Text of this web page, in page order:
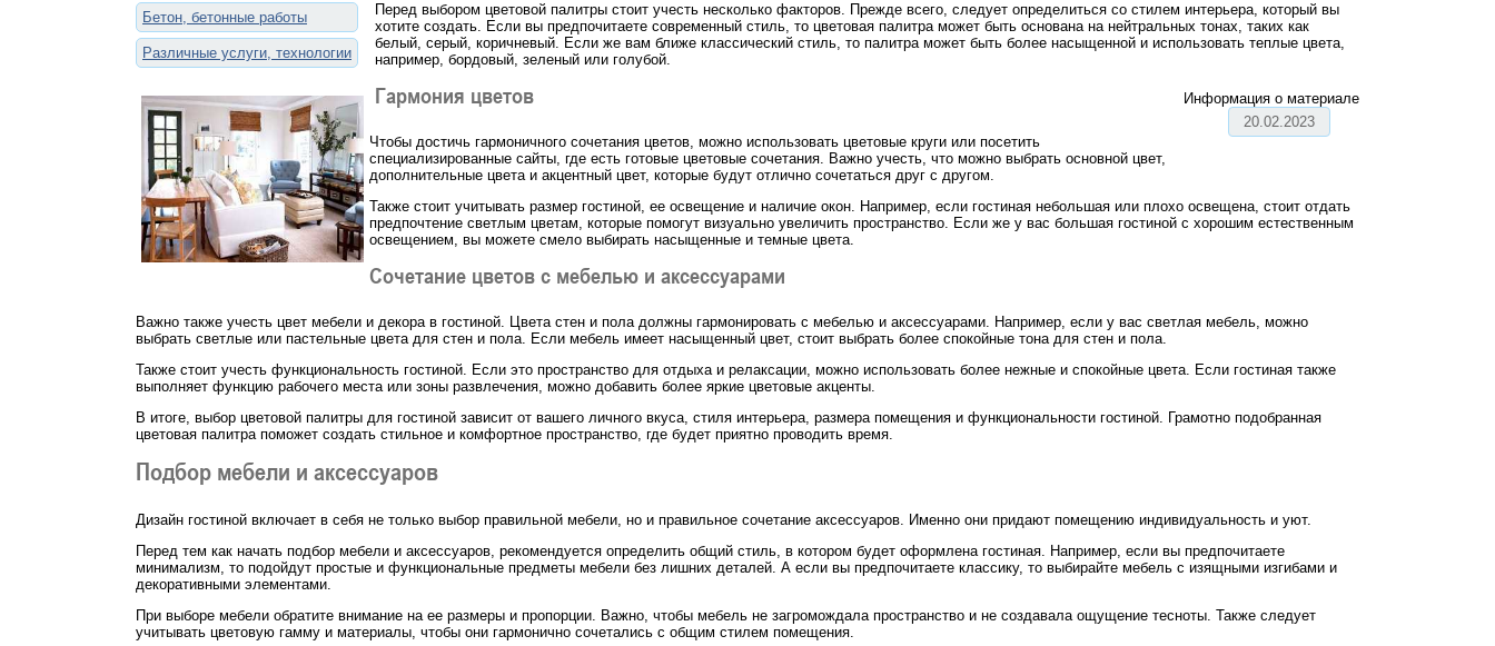
Бетон, бетонные работы
Различные услуги, технологии
Информация о материале
20.02.2023
Перед выбором цветовой палитры стоит учесть несколько факторов. Прежде всего, следует определиться со стилем интерьера, который вы
хотите создать. Если вы предпочитаете современный стиль, то цветовая палитра может быть основана на нейтральных тонах, таких как
белый, серый, коричневый. Если же вам ближе классический стиль, то палитра может быть более насыщенной и использовать теплые цвета,
например, бордовый, зеленый или голубой.
Гармония цветов
Чтобы достичь гармоничного сочетания цветов, можно использовать цветовые круги или посетить
специализированные сайты, где есть готовые цветовые сочетания. Важно учесть, что можно выбрать основной цвет,
дополнительные цвета и акцентный цвет, которые будут отлично сочетаться друг с другом.
Также стоит учитывать размер гостиной, ее освещение и наличие окон. Например, если гостиная небольшая или плохо освещена, стоит отдать
предпочтение светлым цветам, которые помогут визуально увеличить пространство. Если же у вас большая гостиной с хорошим естественным
освещением, вы можете смело выбирать насыщенные и темные цвета.
Сочетание цветов с мебелью и аксессуарами
Важно также учесть цвет мебели и декора в гостиной. Цвета стен и пола должны гармонировать с мебелью и аксессуарами. Например, если у вас светлая мебель, можно
выбрать светлые или пастельные цвета для стен и пола. Если мебель имеет насыщенный цвет, стоит выбрать более спокойные тона для стен и пола.
Также стоит учесть функциональность гостиной. Если это пространство для отдыха и релаксации, можно использовать более нежные и спокойные цвета. Если гостиная также
выполняет функцию рабочего места или зоны развлечения, можно добавить более яркие цветовые акценты.
В итоге, выбор цветовой палитры для гостиной зависит от вашего личного вкуса, стиля интерьера, размера помещения и функциональности гостиной. Грамотно подобранная
цветовая палитра поможет создать стильное и комфортное пространство, где будет приятно проводить время.
Подбор мебели и аксессуаров
Дизайн гостиной включает в себя не только выбор правильной мебели, но и правильное сочетание аксессуаров. Именно они придают помещению индивидуальность и уют.
Перед тем как начать подбор мебели и аксессуаров, рекомендуется определить общий стиль, в котором будет оформлена гостиная. Например, если вы предпочитаете
минимализм, то подойдут простые и функциональные предметы мебели без лишних деталей. А если вы предпочитаете классику, то выбирайте мебель с изящными изгибами и
декоративными элементами.
При выборе мебели обратите внимание на ее размеры и пропорции. Важно, чтобы мебель не загромождала пространство и не создавала ощущение тесноты. Также следует
учитывать цветовую гамму и материалы, чтобы они гармонично сочетались с общим стилем помещения.